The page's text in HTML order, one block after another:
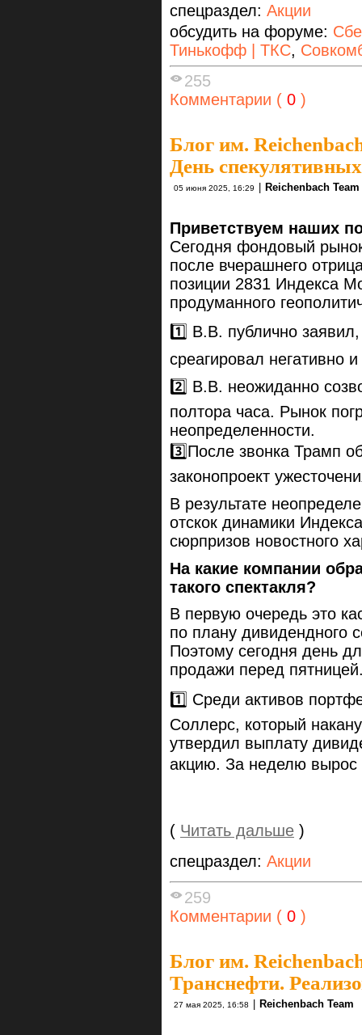
спецраздел: Акции
обсудить на форуме:
Тинькофф | ТКС,
255
Комментарии ( 0 )
Блог им.
День
05 июня 2025, 16:29 Reichenbach Team
Приветствуем наших
Сегодня фондовый
после вчерашнего
позиции 2831 Индекса
продуманного
1️⃣ В.В. публично
среагировал негативно
2️⃣ В.В. неожиданно
полтора часа. Рынок
неопределенности.
3️⃣После звонка Трамп
законопроект
В результате
отскок динамики
сюрпризов новостного
На какие компании
такого спектакля?
В первую очередь это
по плану дивидендного
Поэтому сегодня день
продажи перед
1️⃣ Среди активов
Соллерс, который
утвердил выплату
акцию. За неделю вырос
( Читать дальше )
спецраздел: Акции
259
Комментарии ( 0 )
Блог им.
Транснефти.
27 мая 2025, 16:58 | Reichenbach Team